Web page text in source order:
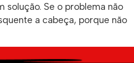
solução. Se o problema não
a cabeça, porque não